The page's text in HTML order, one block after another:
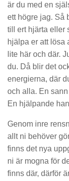
är du med en
ett högre jag. Så
till ert hjärta eller
hjälpa er att lösa
lite här och där.
du. Då blir det
energierna, där
och alla. En
En hjälpande
Genom inre
allt ni behöver
finns det nya
ni är mogna för
finns där, därför